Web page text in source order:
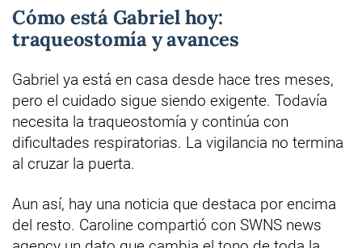
Cómo está Gabriel hoy:
traqueostomía y avances
Gabriel ya está en casa desde hace tres meses,
pero el cuidado sigue siendo exigente. Todavía
necesita la traqueostomía y continúa con
dificultades respiratorias. La vigilancia no termina
al cruzar la puerta.
Aun así, hay una noticia que destaca por encima
del resto. Caroline compartió con SWNS news